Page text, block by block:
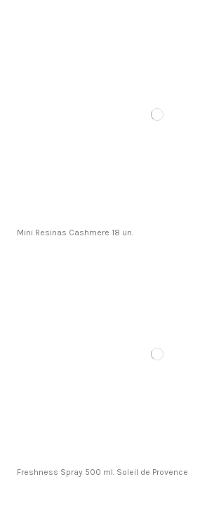
Mini Resinas Cashmere 18 un.
Freshness Spray 500 ml. Soleil de Provence